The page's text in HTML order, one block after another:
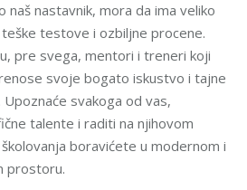
naš nastavnik, mora da ima veliko
testove i ozbiljne procene.
pre svega, mentori i treneri koji
svoje bogato iskustvo i tajne
svakoga od vas,
talente i raditi na njihovom
boravićete u modernom i
prostoru.